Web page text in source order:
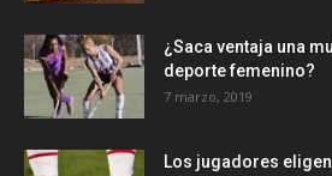
¿Saca ventaja una
deporte femenino?
7 marzo, 2019
Los jugadores